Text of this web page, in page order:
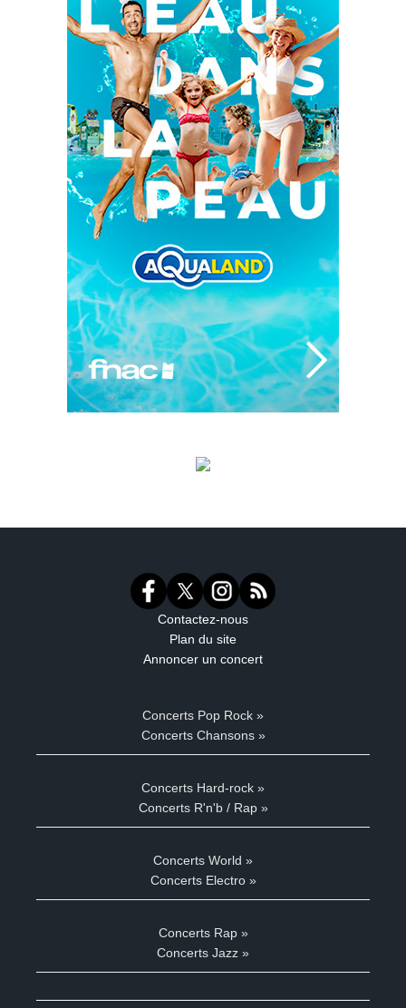
Contactez-nous
Plan du site
Annoncer un concert
Concerts Pop Rock »
Concerts Chansons »
Concerts Hard-rock »
Concerts R'n'b / Rap »
Concerts World »
Concerts Electro »
Concerts Rap »
Concerts Jazz »